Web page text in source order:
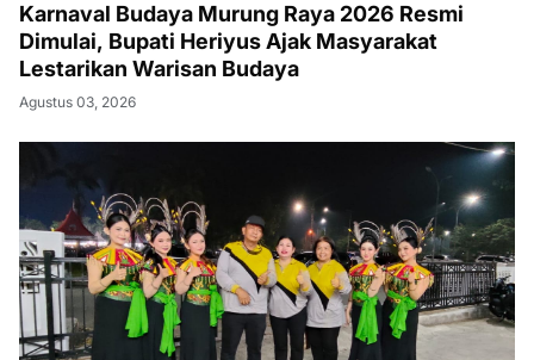
Karnaval Budaya Murung Raya 2026 Resmi
Dimulai, Bupati Heriyus Ajak Masyarakat
Lestarikan Warisan Budaya
Agustus 03, 2026